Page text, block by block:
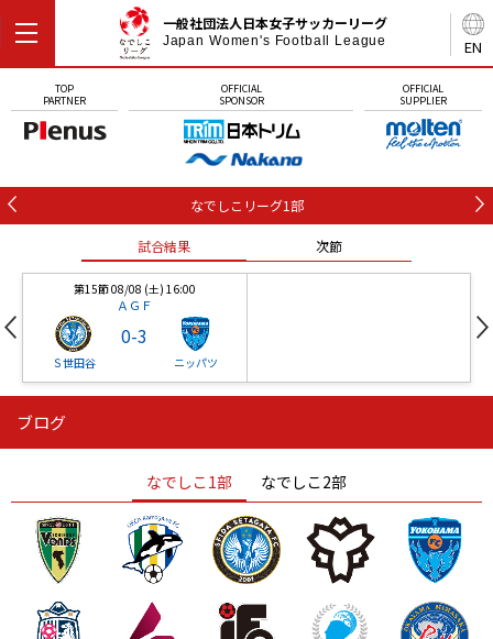
EN
一般社団法人日本女子サッカーリーグ
Japan Women's Football League
TOP
PARTNER
OFFICIAL
SPONSOR
OFFICIAL
SUPPLIER
なでしこリーグ1部
試合結果 次節
第15節 08/08 (土) 16:00
ＡＧＦ
Ｓ世田谷
0-3
ニッパツ
ニッパツ
ニッパツ 名古屋
石人の星
静岡 愛媛Ｌ
ブログ
なでしこ1部 なでしこ2部